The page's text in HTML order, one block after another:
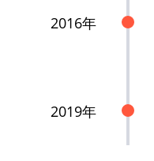
2016年
2019年